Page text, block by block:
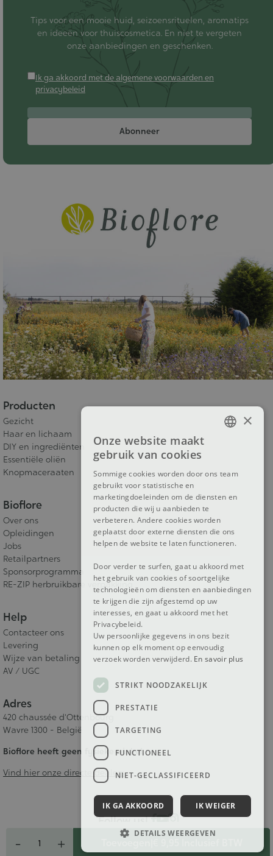
- +
Producten
Gezicht
Haar en lichaam
DIY en ingrediënten
Essentiële oliën
Knopmaceraaten
Bioflore
Over ons
Opleidingen
Jobs
Retailpartners
Sponsorprogramma
RE-ZIP herbruikbare verpakking
Help
Contacteer ons
Levering
Wijze van betaling
AV / UGC
Adres
420 chaussée d'Ottenbourg
Wavre 1300 - België
Bioflore heeft geen fysieke winkel.
Vind hier onze directe dealers
Follow us!
Tips voor een mooie huid, seizoensrituelen, aromatips
en ideeën voor thuiscosmetica. En niet te vergeten
onze aanbiedingen en geschenken.
Ik ga akkoord met de algemene voorwaarden en
privacybeleid
Abonneer
×
Onze website maakt
gebruik van cookies
Sommige cookies worden door ons team
gebruikt voor statistische en
marketingdoeleinden om de diensten en
producten die wij u aanbieden te
verbeteren. Andere cookies worden
geplaatst door externe diensten die ons
helpen de website te laten functioneren.
Door verder te surfen, gaat u akkoord met
het gebruik van cookies of soortgelijke
technologieën om diensten en aanbiedingen
te krijgen die zijn afgestemd op uw
interesses, en gaat u akkoord met het
Privacybeleid.
Uw persoonlijke gegevens in ons bezit
kunnen op elk moment op eenvoudig
verzoek worden verwijderd. En savoir plus
STRIKT NOODZAKELIJK
PRESTATIE
TARGETING
FUNCTIONEEL
NIET-GECLASSIFICEERD
IK GA AKKOORD IK WEIGER
DETAILS WEERGEVEN